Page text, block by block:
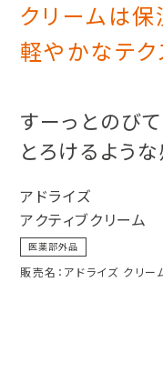
クリームは
軽やかなテク
すーっとのび
とろけるよう
アドライズ
アクティブクリーム
医薬部外品
販売名：アドライズ クリー